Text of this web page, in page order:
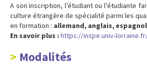
A son inscription, l’étudiant ou l’étudiante
culture étrangère de spécialité parmi les
en formation : allemand, anglais,
En savoir plus : https://inspe.univ-
Modalités